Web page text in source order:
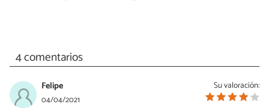
4 comentarios
Su valoración:
Felipe
04/04/2021